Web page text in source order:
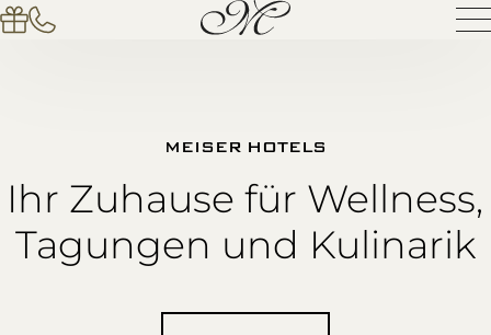
MEISER HOTELS
Ihr Zuhause für Wellness,
Tagungen und Kulinarik